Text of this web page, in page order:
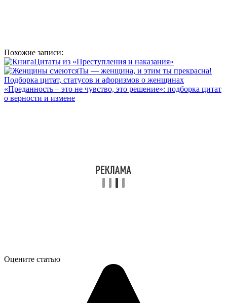
Похожие записи:
Цитаты из «Преступления и наказания»
Ты — женщина, и этим ты прекрасна!
Подборка цитат, статусов и афоризмов о женщинах
«Преданность – это не чувство, это решение»: подборка цитат
о верности и измене
Оцените статью